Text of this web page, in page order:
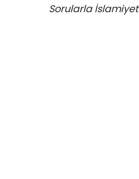
Sorularla İslamiyet